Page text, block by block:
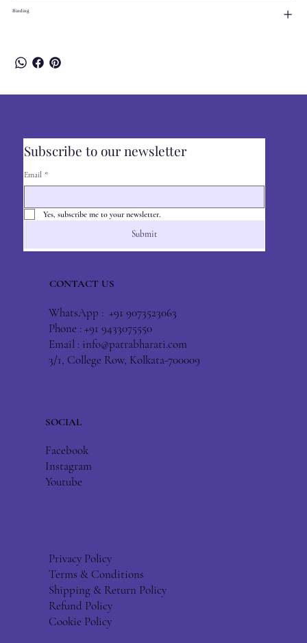
Binding
Subscribe to our newsletter
Email *
Yes, subscribe me to your newsletter.
Submit
CONTACT US
WhatsApp : +91 9073523063
Phone : +91 9433075550
Email : info@patrabharati.com
3/1, College Row, Kolkata-700009
SOCIAL
Facebook
Instagram
Youtube
Privacy Policy
Terms & Conditions
Shipping & Return Policy
Refund Policy
Cookie Policy